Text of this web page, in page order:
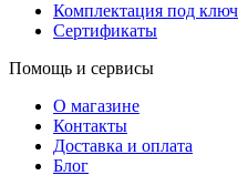
Комплектация под ключ
Сертификаты
Помощь и сервисы
О магазине
Контакты
Доставка и оплата
Блог